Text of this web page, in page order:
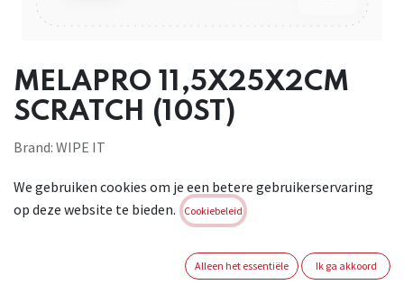
MELAPRO 11,5X25X2CM
SCRATCH (10ST)
Brand: WIPE IT
Login of registreer om verder te
gaan
We gebruiken cookies om je een betere gebruikerservaring
op deze website te bieden.
Cookiebeleid
Alleen het essentiële Ik ga akkoord